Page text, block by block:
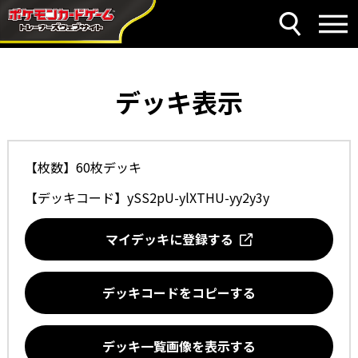
デッキ表示
【枚数】60枚デッキ
【デッキコード】 ySS2pU-ylXTHU-yy2y3y
マイデッキに登録する
デッキコードをコピーする
デッキ一覧画像を表示する